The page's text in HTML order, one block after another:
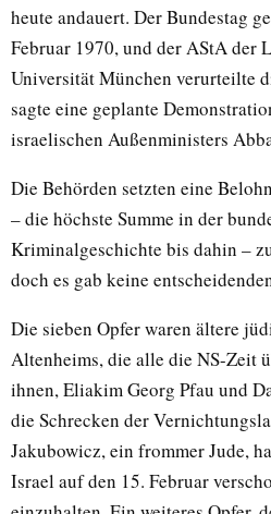
heute andauert. Der Bundestag
Februar 1970, und der AStA
Universität München verurteilte
sagte eine geplante
israelischen Außenministers
Die Behörden setzten eine
– die höchste Summe in der
Kriminalgeschichte bis dahin –
doch es gab keine
Die sieben Opfer waren ältere
Altenheims, die alle die NS-Zeit
ihnen, Eliakim Georg Pfau und
die Schrecken der
Jakubowicz, ein frommer Jude,
Israel auf den 15. Februar